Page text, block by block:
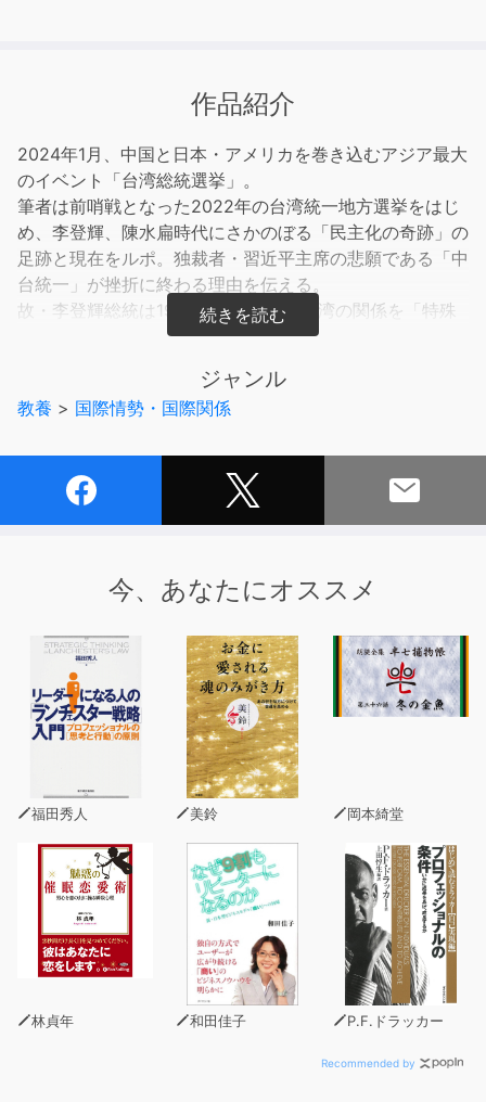
作品紹介
2024年1月、中国と日本・アメリカを巻き込むアジア最大
のイベント「台湾総統選挙」。
筆者は前哨戦となった2022年の台湾統一地方選挙をはじ
め、李登輝、陳水扁時代にさかのぼる「民主化の奇跡」の
足跡と現在をルポ。独裁者・習近平主席の悲願である「中
台統一」が挫折に終わる理由を伝える。
故・李登輝総統は1990年代、中国と台湾の関係を「特殊
な国と国の関係」とする「二国論」を打ち出した。台湾の
けられる、という認識だ。すなわち「一つの中央政府と一
つの地方政府」という「一つの中国」の内部関係ではな
しかし2020年代の今、台湾人にとって上記の見方はもは
している状態）がまさにそれである。中国と異なる「対等
って動かし難いものになるだろう。
ロシア・ウクライナ戦争やアメリカの情勢、台湾国内で広
がる「疑米論」の行方ほか、壮大な時間と地政学的スケー
ルで描く渾身の台湾論。
序章 台湾のコロナ対策はなぜ成功したのか
第1章 台湾民主化という「奇跡」
第3章 蔡英文政権の変貌
第4章 2024年の総統選挙と台湾の未来
第5章 習近平「一つの中国」の失敗
ジャンル
教養 > 国際情勢・国際関係
今、あなたにオススメ
福田秀人 美鈴 岡本綺堂
林貞年 和田佳子 P.F.ドラッカー
Recommended by